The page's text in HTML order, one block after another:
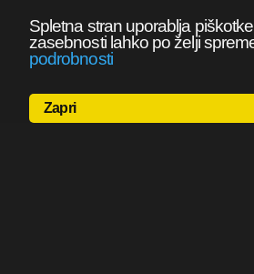
Spletna stran uporablja
zasebnosti lahko po želji
podrobnosti
Zapri